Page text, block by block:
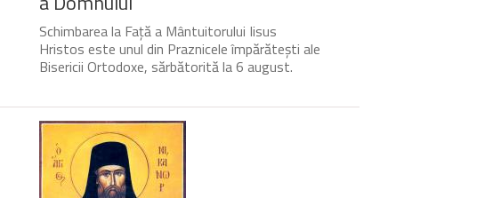
Schimbarea la Față a Mântuitorului Iisus
Hristos este unul din Praznicele împărătești ale
Bisericii Ortodoxe, sărbătorită la 6 august.